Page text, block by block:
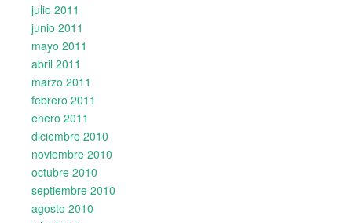
julio 2011
junio 2011
mayo 2011
abril 2011
marzo 2011
febrero 2011
enero 2011
diciembre 2010
noviembre 2010
octubre 2010
septiembre 2010
agosto 2010